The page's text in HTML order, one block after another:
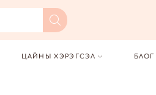
ЦАЙНЫ ХЭРЭГСЭЛ БЛОГ